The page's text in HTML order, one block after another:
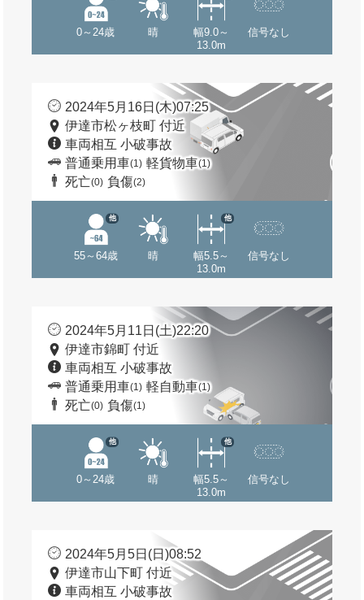
0～24歳 晴
幅9.0～
13.0m
信号なし
2024年5月16日(木)07:25
伊達市松ヶ枝町 付近
車両相互 小破事故
普通乗用車(1) 軽貨物車(1)
死亡(0) 負傷(2)
55～64歳
他
晴
幅5.5～
13.0m
他
信号なし
2024年5月11日(土)22:20
伊達市錦町 付近
車両相互 小破事故
普通乗用車(1) 軽自動車(1)
死亡(0) 負傷(1)
0～24歳
他
晴
幅5.5～
13.0m
他
信号なし
2024年5月5日(日)08:52
伊達市山下町 付近
車両相互 小破事故